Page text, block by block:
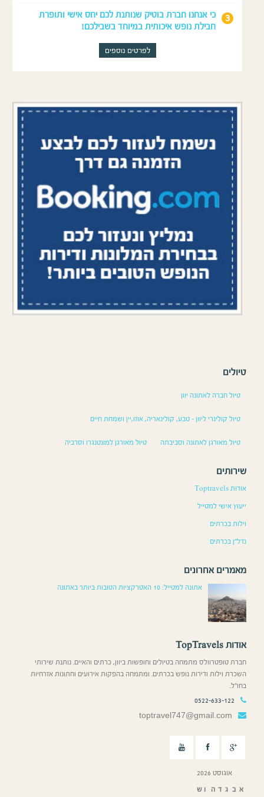
כי אנחנו חברת בוטיק שנותנת לכם יחס אישי ותופרת
חבילת נופש איכותית במיוחד בשבילכם!
לפרטים נוספים
טיולים
טיול חברה לאתונה יוון
טיול קולינרי ליוון – טבע, קולינאריה, אוזו,יין ושמחת חיים
טיול מאורגן לאתונה וסביבתה טיול מאורגן למונטנגרו וסרביה
שירותים
אודות Toptravels
ייעוץ אישי למטייל
וילות בכרתים
נדל”ן בכרתים
מאמרים אחרונים
אתונה למטייל: 10 האטרקציות הטובות ביותר באתונה
אודות TopTravels
חברת טופטרוולס מתמחה בטיולים וחופשות ביוון, כרתים והאיים. נותנת שירותי
השכרת וילות ודירות נופש בכרתים. ומתמחה בהפקות אירועים וחתונות אזרחיות
בחו”ל.
0522-633-122
toptravel747@gmail.com
אוגוסט 2026
א ב ג ד ה ו ש